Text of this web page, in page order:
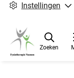
Instellingen
Zoeken